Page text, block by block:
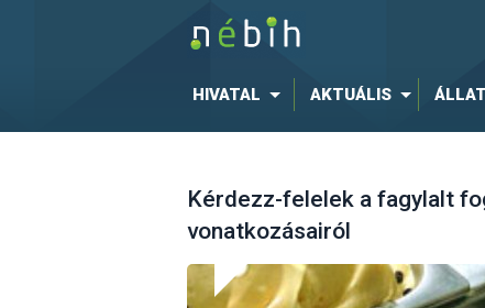
HIVATAL AKTUÁLIS ÁLLAT
Kérdezz-felelek a fagylalt
vonatkozásairól